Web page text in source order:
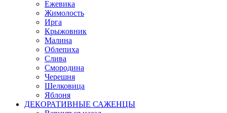
Ежевика
Жимолость
Ирга
Крыжовник
Малина
Облепиха
Слива
Смородина
Черешня
Шелковица
Яблоня
ДЕКОРАТИВНЫЕ САЖЕНЦЫ